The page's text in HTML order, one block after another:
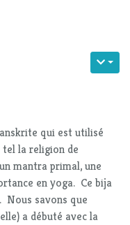
qui est utilisé
la religion de
mantra primal, une
en yoga. Ce bija
Nous savons que
a débuté avec la